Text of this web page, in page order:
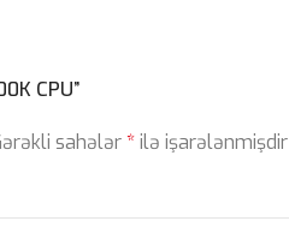
CPU”
sahələr*ilə işarələnmişdir